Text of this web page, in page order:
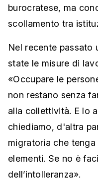
burocratese, ma
scollamento tra
Nel recente passato
state le misure di
«Occupare le
non restano senza
alla collettività. E lo
chiediamo, d'altra
migratoria che
elementi. Se no è
dell’intolleranza».